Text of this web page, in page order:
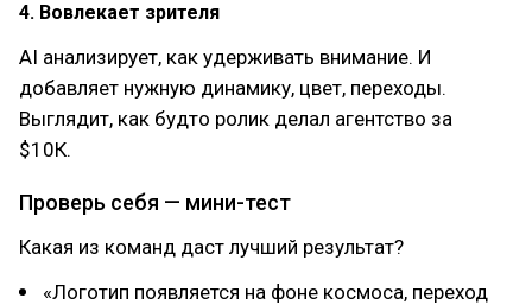
4. Вовлекает зрителя
AI анализирует, как удерживать внимание. И
добавляет нужную динамику, цвет, переходы.
Выглядит, как будто ролик делал агентство за
$10К.
Проверь себя — мини-тест
Какая из команд даст лучший результат?
«Логотип появляется на фоне космоса, переход